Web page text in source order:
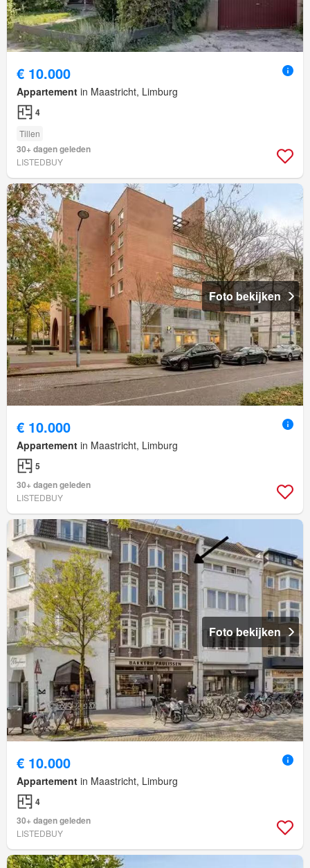
€ 10.000
Appartement in Maastricht, Limburg
4
Tillen
30+ dagen geleden
LISTEDBUY
Foto bekijken
€ 10.000
Appartement in Maastricht, Limburg
5
30+ dagen geleden
LISTEDBUY
Foto bekijken
€ 10.000
Appartement in Maastricht, Limburg
4
30+ dagen geleden
LISTEDBUY